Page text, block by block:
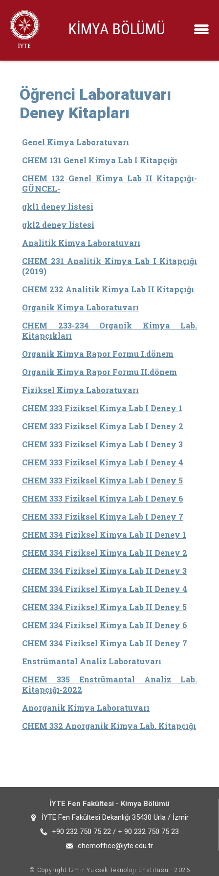
KİMYA BÖLÜMÜ
Öğrenci Laboratuvarı
Deney Kitapları
Genel Kimya Laboratuvarı
CHEM 131 Genel Kimya Lab I Kitapçığı
CHEM 132 Genel Kimya Lab II Kitapçığı-
GÜNCEL-
gkl1 deney listesi
gkl2 deney listesi
Analitik Kimya Laboratuvarı
CHEM 231 Analitik Kimya Lab I Kitapçığı
(2019)
CHEM 232 Analitik Kimya Lab II Kitapçığı
Organik Kimya Laboratuvarı
CHEM 233-234 Organik Kimya Lab.
Kitapçıkları
Organik Kimya Rapor Formu I.dönem
Organik Kimya Rapor Formu II.dönem
Fiziksel Kimya Laboratuvarı
CHEM 333 Fiziksel Kimya Lab I Deney 1
CHEM 333 Fiziksel Kimya Lab I Deney 2
CHEM 333 Fiziksel Kimya Lab I Deney 3
CHEM 333 Fiziksel Kimya Lab I Deney 4
CHEM 333 Fiziksel Kimya Lab I Deney 5
CHEM 333 Fiziksel Kimya Lab I Deney 6
CHEM 333 Fiziksel Kimya Lab I Deney 7
CHEM 334 Fiziksel Kimya Lab II Deney 1
CHEM 334 Fiziksel Kimya Lab II Deney 2
CHEM 334 Fiziksel Kimya Lab II Deney 3
CHEM 334 Fiziksel Kimya Lab II Deney 4
CHEM 334 Fiziksel Kimya Lab II Deney 5
CHEM 334 Fiziksel Kimya Lab II Deney 6
CHEM 334 Fiziksel Kimya Lab II Deney 7
Enstrümantal Analiz Laboratuvarı
CHEM 335 Enstrümantal Analiz Lab.
Kitapçığı-2022
Anorganik Kimya Laboratuvarı
CHEM 332 Anorganik Kimya Lab. Kitapçığı
İYTE Fen Fakültesi - Kimya Bölümü
İYTE Fen Fakültesi Dekanlığı 35430 Urla / İzmir
+90 232 750 75 22 / + 90 232 750 75 23
chemoffice@iyte.edu.tr
© Copyright İzmir Yüksek Teknoloji Enstitüsü - 2026